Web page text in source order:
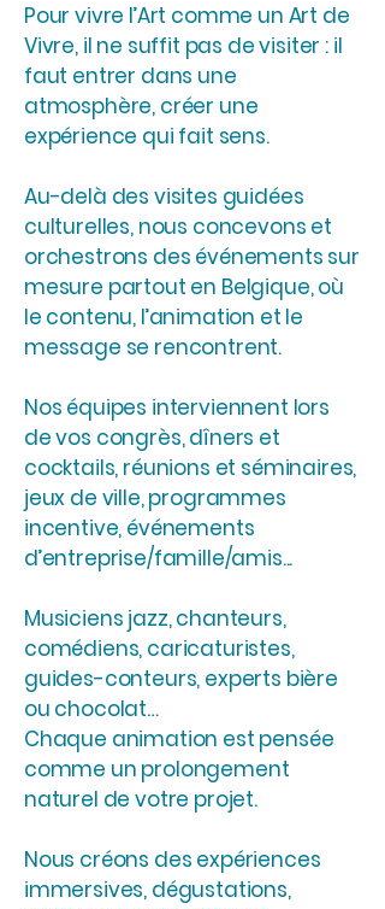
Pour vivre l’Art comme un Art de
Vivre, il ne suffit pas de visiter : il
faut entrer dans une
atmosphère, créer une
expérience qui fait sens.
Au-delà des visites guidées
culturelles, nous concevons et
orchestrons des événements sur
mesure partout en Belgique, où
le contenu, l’animation et le
message se rencontrent.
Nos équipes interviennent lors
de vos congrès, dîners et
cocktails, réunions et séminaires,
jeux de ville, programmes
incentive, événements
d’entreprise/famille/amis...
Musiciens jazz, chanteurs,
comédiens, caricaturistes,
guides-conteurs, experts bière
ou chocolat…
Chaque animation est pensée
comme un prolongement
naturel de votre projet.
Nous créons des expériences
immersives, dégustations,